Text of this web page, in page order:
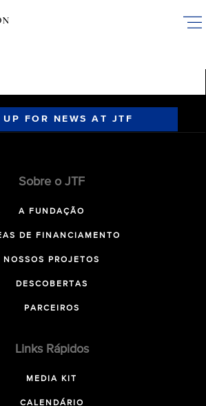
UP FOR NEWS AT JTF
Sobre o JTF
A FUNDAÇÃO
DE FINANCIAMENTO
NOSSOS PROJETOS
DESCOBERTAS
PARCEIROS
Links Rápidos
MEDIA KIT
CALENDÁRIO